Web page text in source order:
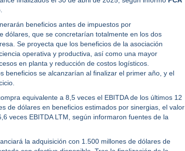
beneficios antes de impuestos por
dólares, que se concretarían totalmente en los dos
Se proyecta que los beneficios de la asociación
operativa y productiva, así como una mayor
en planta y reducción de costos logísticos.
beneficios se alcanzarían al finalizar el primer año, y el
equivalente a 8,5 veces el EBITDA de los últimos 12
de dólares en beneficios estimados por sinergias, el valor
veces EBITDA LTM, según informaron fuentes de la
la adquisición con 1.500 millones de dólares de